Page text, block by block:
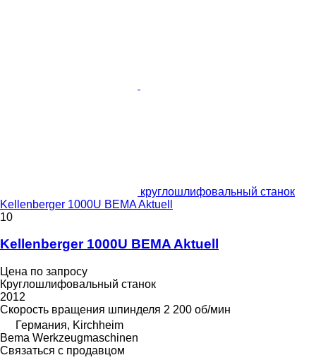
круглошлифовальный станок
Kellenberger 1000U BEMA Aktuell
10
Kellenberger 1000U BEMA Aktuell
Цена по запросу
Круглошлифовальный станок
2012
Скорость вращения шпинделя 2 200 об/мин
Германия, Kirchheim
Bema Werkzeugmaschinen
Связаться с продавцом